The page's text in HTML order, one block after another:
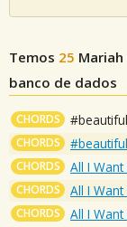
Temos 25 Mariah
banco de dados
CHORDS #beautiful
CHORDS #beautiful
CHORDS All I
CHORDS All I
CHORDS All I